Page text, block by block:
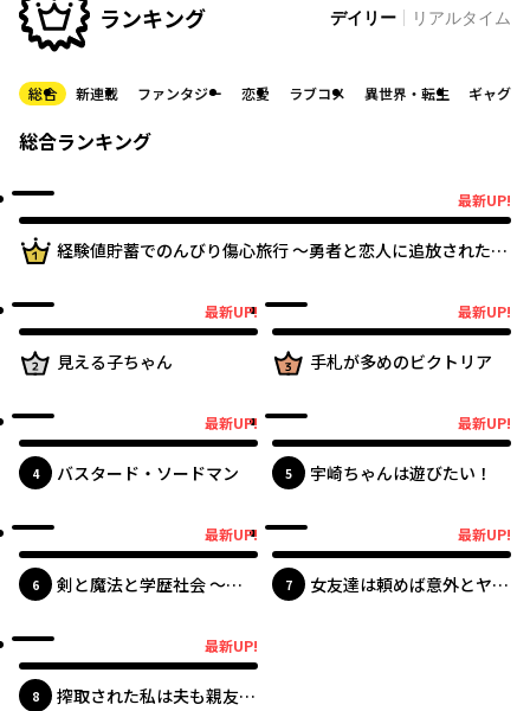
ランキング デイリー リアルタイム
総合 新連載 ファンタジー 恋愛 ラブコメ 異世界・転生 ギャグ・
総合ランキング
最新UP!
経験値貯蓄でのんびり傷心旅行 ～勇者と恋人に追放された戦
最新UP!
見える子ちゃん
最新UP!
手札が多めのビクトリア
最新UP!
4位 バスタード・ソードマン
最新UP!
5位 宇崎ちゃんは遊びたい！
最新UP!
6位
剣と魔法と学歴社会 ～前
最新UP!
7位
女友達は頼めば意外とヤら
最新UP!
8位
搾取された私は夫も親友も